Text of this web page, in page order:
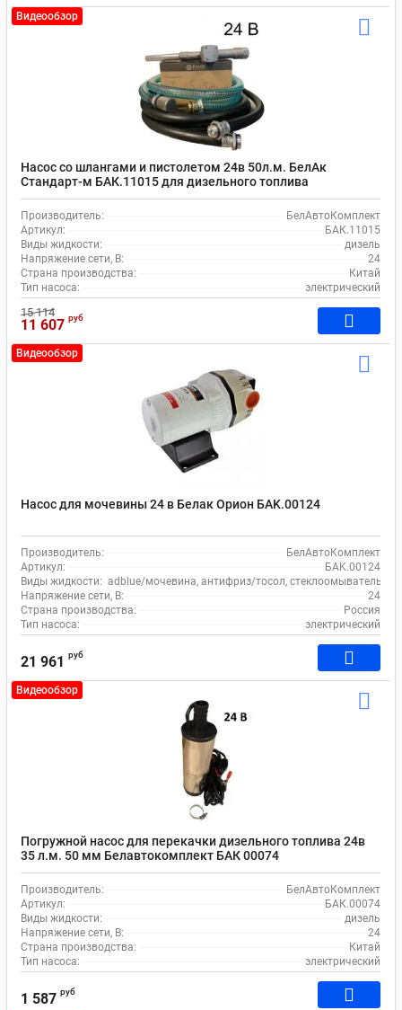
Видеообзор
Насос со шлангами и пистолетом 24в 50л.м. БелАк
Стандарт-м БАК.11015 для дизельного топлива
Производитель:
БелАвтоКомплект
Артикул:
БАК.11015
Виды жидкости:
дизель
Напряжение сети, В:
24
Страна производства:
Китай
Тип насоса:
электрический
15 114
11 607 руб
Видеообзор
Насос для мочевины 24 в Белак Орион БAK.00124
Производитель:
БелАвтоКомплект
Артикул:
БAK.00124
Виды жидкости: adblue/мочевина, антифриз/тосол, стеклоомыватель,
Напряжение сети, В:
24
Страна производства:
Россия
Тип насоса:
электрический
21 961 руб
Видеообзор
Погружной насос для перекачки дизельного топлива 24в
35 л.м. 50 мм Белавтокомплект БАК 00074
Производитель:
БелАвтоКомплект
Артикул:
БАК.00074
Виды жидкости:
дизель
Напряжение сети, В:
24
Страна производства:
Китай
Тип насоса:
электрический
1 587 руб